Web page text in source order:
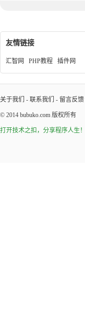
友情链接
汇智网 PHP教程 插件网
关于我们 - 联系我们 - 留言反馈
© 2014 bubuko.com 版权所有
打开技术之扣，分享程序人生！